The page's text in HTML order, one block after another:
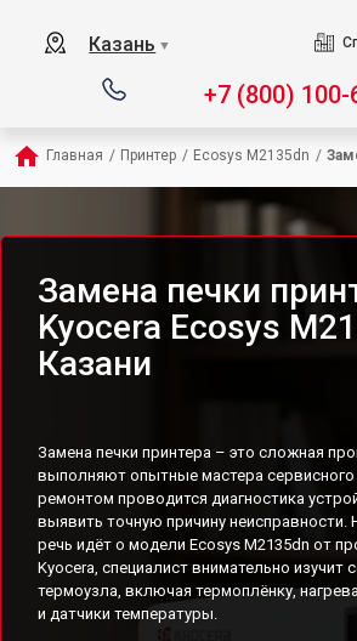
Казань ▼
+7 (800) 100-
Главная / Принтер / Ecosys M2135dn /
Замена печки
Kyocera Ecosys
Казани
Замена печки принтера – это сложная
выполняют опытные мастера сервисного
ремонтом проводится диагностика
выявить точную причину неисправности.
речь идёт о модели Ecosys M2135dn от
Kyocera, специалист внимательно изучит
термоузла, включая термоплёнку,
и датчики температуры.